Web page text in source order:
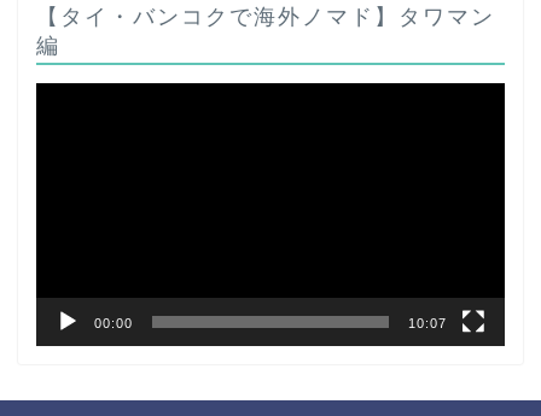
【タイ・バンコクで海外ノマド】タワマン
編
00:00 10:07